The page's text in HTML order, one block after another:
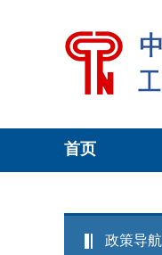
首页
政策导航